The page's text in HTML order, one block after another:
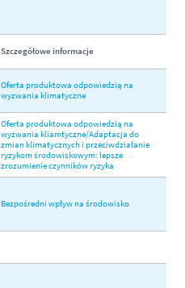
Szczegółowe informacje
Oferta produktowa odpowiedzią na
wyzwania klimatyczne
Oferta produktowa odpowiedzią na
wyzwania kliamtyczne/Adaptacja do
zmian klimatycznych i przeciwdziałanie
ryzykom środowiskowym: lepsze
zrozumienie czynników ryzyka
Bezpośredni wpływ na środowisko